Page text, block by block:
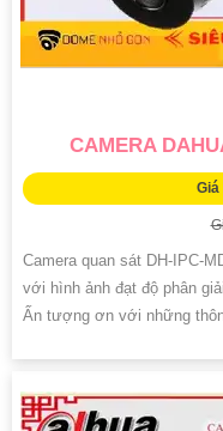
CAMERA
Giá
Camera quan sát DH-IPC-
với hình ảnh đạt độ phân
Ấn tượng ơn với những